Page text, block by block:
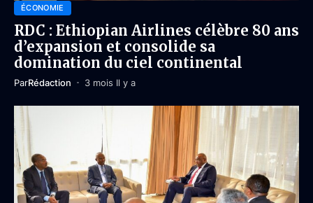
ÉCONOMIE
RDC : Ethiopian Airlines célèbre 80 ans
d’expansion et consolide sa
domination du ciel continental
ParRédaction 3 mois Il y a